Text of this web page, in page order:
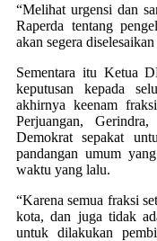
“Melihat urgensi dan
Raperda tentang
akan segera
Sementara itu Ketua
keputusan kepada
akhirnya keenam
Perjuangan,
Demokrat sepakat
pandangan umum
waktu yang lalu.
“Karena semua fraksi
kota, dan juga tidak
untuk dilakukan